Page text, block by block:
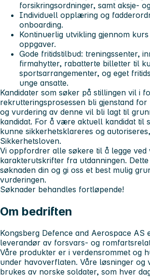
forsikringsordninger, samt aksje-
Individuell opplæring og
onboarding.
Kontinuerlig utvikling gjennom
oppgaver.
Gode fritidstilbud: treningssenter,
firmahytter, rabatterte billetter til
sportsarrangementer, og eget
unge ansatte.
Kandidater som søker på stillingen vil i
rekrutteringsprosessen bli gjenstand for
og vurdering av denne vil bli lagt til
kandidat. For å være aktuell kandidat til
kunne sikkerhetsklareres og
Sikkerhetsloven.
Vi oppfordrer alle søkere til å legge ved
karakterutskrifter fra utdanningen.
søknaden din og gi oss et best mulig
vurderingen.
Søknader behandles fortløpende!
Om bedriften
Kongsberg Defence and Aerospace AS
leverandør av forsvars- og
Våre produkter er i verdensrommet og
under havoverflaten. Våre løsninger og
brukes av norske soldater, som hver